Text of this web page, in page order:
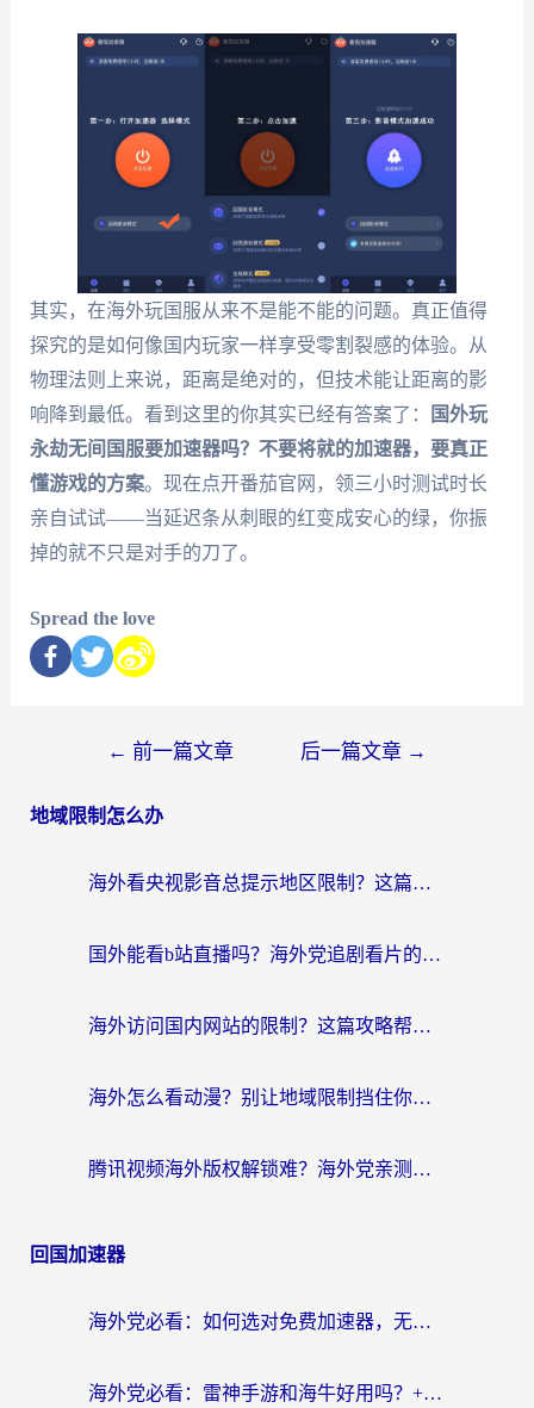
其实，在海外玩国服从来不是能不能的问题。真正值得
探究的是如何像国内玩家一样享受零割裂感的体验。从
物理法则上来说，距离是绝对的，但技术能让距离的影
响降到最低。看到这里的你其实已经有答案了：
国外玩
永劫无间国服要加速器吗？不要将就的加速器，要真正
懂游戏的方案。现在点开番茄官网，领三小时测试时长
亲自试试——当延迟条从刺眼的红变成安心的绿，你振
掉的就不只是对手的刀了。
Spread the love
← 前一篇文章 后一篇文章 →
地域限制怎么办
海外看央视影音总提示地区限制？这篇教你选对回国加速器，流畅追剧不踩坑
国外能看b站直播吗？海外党追剧看片的终极解决方案来了
海外访问国内网站的限制？这篇攻略帮你无缝解锁12306、12123和国内影音
海外怎么看动漫？别让地域限制挡住你的追番快乐
腾讯视频海外版权解锁难？海外党亲测：选对回国加速器，追剧观影零障碍
回国加速器
海外党必看：如何选对免费加速器，无缝访问国内资源不踩坑？
海外党必看：雷神手游和海牛好用吗？+3款热门加速器实测对比，附番茄加速器无缝回国指南